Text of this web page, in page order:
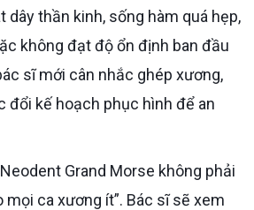
dây thần kinh, sống hàm quá hẹp,
không đạt độ ổn định ban đầu
sĩ mới cân nhắc ghép xương,
đổi kế hoạch phục hình để an
mọi ca xương ít”. Bác sĩ sẽ xem